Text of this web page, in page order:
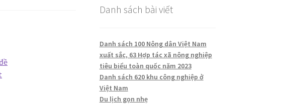
Danh sách bài viết
Danh sách 100 Nông dân Việt Nam
xuất sắc, 63 Hợp tác xã nông nghiệp
tiêu biểu toàn quốc năm 2023
Danh sách 620 khu công nghiệp ở
Việt Nam
Du lịch gọn nhẹ